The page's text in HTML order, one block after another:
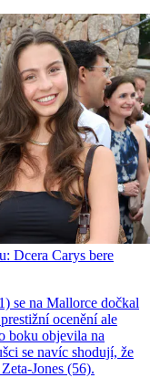
Dcera Carys bere
se na Mallorce dočkal
ocenění ale
boku objevila na
se navíc shodují, že
Jones (56).